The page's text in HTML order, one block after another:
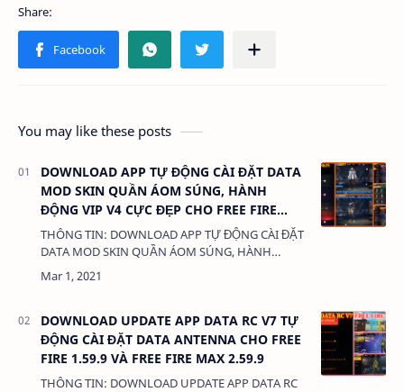
You may like these posts
DOWNLOAD APP TỰ ĐỘNG CÀI ĐẶT DATA
MOD SKIN QUẦN ÁOM SÚNG, HÀNH
ĐỘNG VIP V4 CỰC ĐẸP CHO FREE FIRE
1.59.10 VÀ FREE FIRE MAX OB26 2.59.10
THÔNG TIN: DOWNLOAD APP TỰ ĐỘNG CÀI ĐẶT
DATA MOD SKIN QUẦN ÁOM SÚNG, HÀNH
ĐỘNG VIP V4 CỰC ĐẸP CHO FREE FIRE 1.59.10 VÀ
FREE FIRE MAX OB26 2.59.10 DUNG LƯỢNG: 3MB
DOWNLOAD UPDATE APP DATA RC V7 TỰ
ĐỘNG CÀI ĐẶT DATA ANTENNA CHO FREE
FIRE 1.59.9 VÀ FREE FIRE MAX 2.59.9
THÔNG TIN: DOWNLOAD UPDATE APP DATA RC